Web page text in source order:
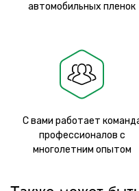
автомобильных пленок
С вами работает
профессионалов с
многолетним опытом